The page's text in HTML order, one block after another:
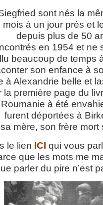
sont nés la
mois à un jour près et
depuis plus de 50
en 1954 et ne
beaucoup de temps
son enfance à
à Alexandrie belle et
la première page du
à été
furent déportées à
mère, son frère
le lien ICI qui vous
que les mots me
parler du pire n’est